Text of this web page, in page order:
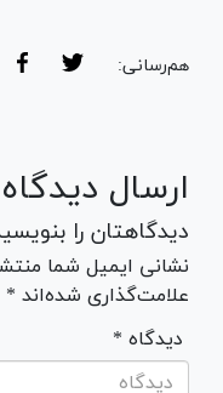
هم‌رسانی:
ارسال دیدگاه
دیدگاهتان را
نشانی ایمیل شما
علامت‌گذاری شده‌اند *
* دیدگاه